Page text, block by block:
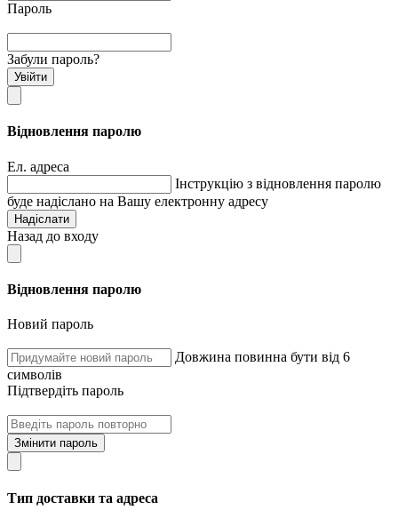
Пароль
Забули пароль?
Увійти
Відновлення паролю
Ел. адреса
Інструкцію з відновлення паролю
буде надіслано на Вашу електронну адресу
Надіслати
Назад до входу
Відновлення паролю
Новий пароль
Довжина повинна бути від 6
символів
Підтвердіть пароль
Змінити пароль
Тип доставки та адреса